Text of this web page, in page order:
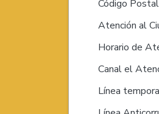
Código
Atención al
Horario de
Canal el
Línea